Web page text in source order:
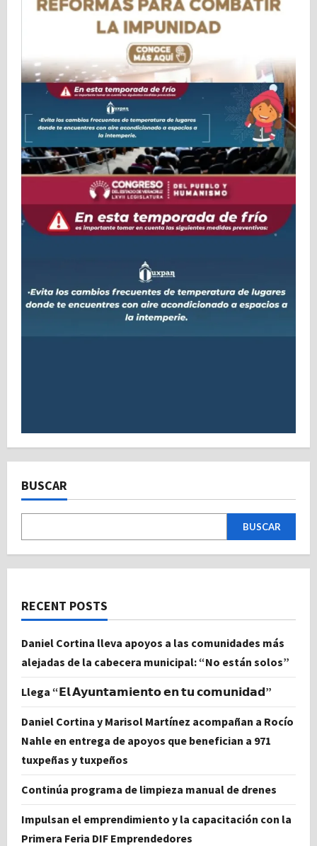
BUSCAR
BUSCAR
RECENT POSTS
Daniel Cortina lleva apoyos a las comunidades más
alejadas de la cabecera municipal: “No están solos”
Llega “𝗘𝗹 𝗔𝘆𝘂𝗻𝘁𝗮𝗺𝗶𝗲𝗻𝘁𝗼 𝗲𝗻 𝘁𝘂 𝗰𝗼𝗺𝘂𝗻𝗶𝗱𝗮𝗱”
Daniel Cortina y Marisol Martínez acompañan a Rocío
Nahle en entrega de apoyos que benefician a 971
tuxpeñas y tuxpeños
Continúa programa de limpieza manual de drenes
Impulsan el emprendimiento y la capacitación con la
Primera Feria DIF Emprendedores